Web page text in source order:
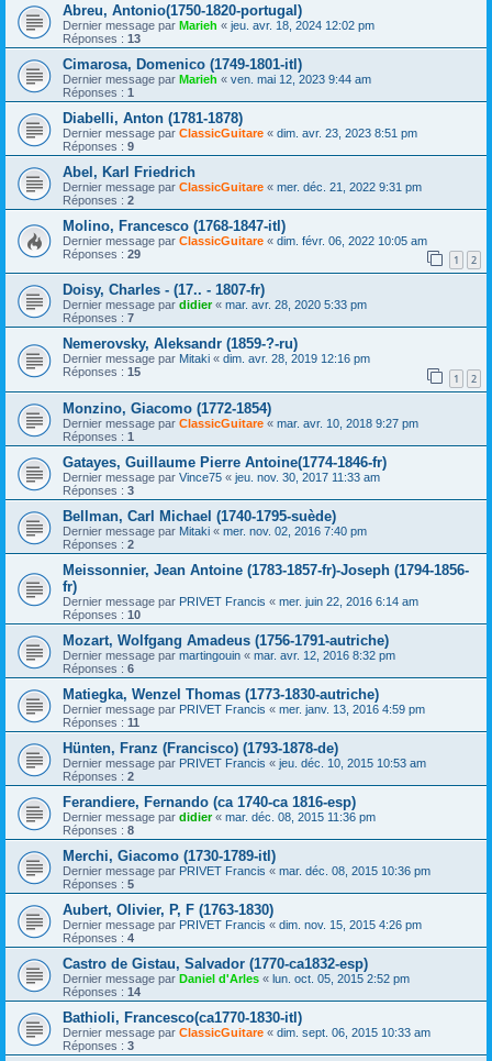
Abreu, Antonio(1750-1820-portugal)
Dernier message par Marieh « jeu. avr. 18, 2024 12:02 pm
Réponses : 13
Cimarosa, Domenico (1749-1801-itl)
Dernier message par Marieh « ven. mai 12, 2023 9:44 am
Réponses : 1
Diabelli, Anton (1781-1878)
Dernier message par ClassicGuitare « dim. avr. 23, 2023 8:51 pm
Réponses : 9
Abel, Karl Friedrich
Dernier message par ClassicGuitare « mer. déc. 21, 2022 9:31 pm
Réponses : 2
Molino, Francesco (1768-1847-itl)
Dernier message par ClassicGuitare « dim. févr. 06, 2022 10:05 am
Réponses : 29 1 2
Doisy, Charles - (17.. - 1807-fr)
Dernier message par didier« mar. avr. 28, 2020 5:33 pm
Réponses : 7
Nemerovsky, Aleksandr (1859-?-ru)
Dernier message par Mitaki « dim. avr. 28, 2019 12:16 pm
Réponses : 15 1 2
Monzino, Giacomo (1772-1854)
Dernier message par ClassicGuitare « mar. avr. 10, 2018 9:27 pm
Réponses : 1
Gatayes, Guillaume Pierre Antoine(1774-1846-fr)
Dernier message par Vince75 « jeu. nov. 30, 2017 11:33 am
Réponses : 3
Bellman, Carl Michael (1740-1795-suède)
Dernier message par Mitaki « mer. nov. 02, 2016 7:40 pm
Réponses : 2
Meissonnier, Jean Antoine (1783-1857-fr)-Joseph (1794-1856-
fr)
Dernier message par PRIVET Francis « mer. juin 22, 2016 6:14 am
Réponses : 10
Mozart, Wolfgang Amadeus (1756-1791-autriche)
Dernier message par martingouin « mar. avr. 12, 2016 8:32 pm
Réponses : 6
Matiegka, Wenzel Thomas (1773-1830-autriche)
Dernier message par PRIVET Francis « mer. janv. 13, 2016 4:59 pm
Réponses : 11
Hünten, Franz (Francisco) (1793-1878-de)
Dernier message par PRIVET Francis « jeu. déc. 10, 2015 10:53 am
Réponses : 2
Ferandiere, Fernando (ca 1740-ca 1816-esp)
Dernier message par didier« mar. déc. 08, 2015 11:36 pm
Réponses : 8
Merchi, Giacomo (1730-1789-itl)
Dernier message par PRIVET Francis « mar. déc. 08, 2015 10:36 pm
Réponses : 5
Aubert, Olivier, P, F (1763-1830)
Dernier message par PRIVET Francis « dim. nov. 15, 2015 4:26 pm
Réponses : 4
Castro de Gistau, Salvador (1770-ca1832-esp)
Dernier message par Daniel d'Arles « lun. oct. 05, 2015 2:52 pm
Réponses : 14
Bathioli, Francesco(ca1770-1830-itl)
Dernier message par ClassicGuitare « dim. sept. 06, 2015 10:33 am
Réponses : 3